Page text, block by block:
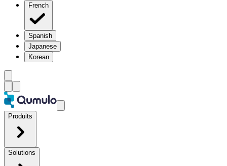
French
Spanish
Japanese
Korean
Produits
Solutions